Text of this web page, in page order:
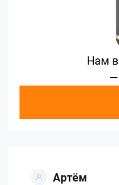
Нам
—
Артём